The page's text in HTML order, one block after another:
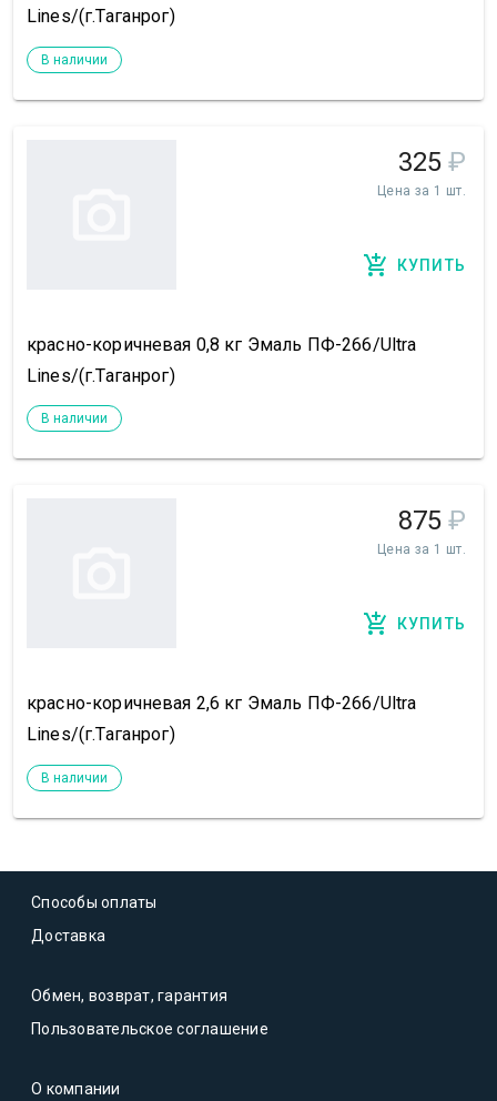
Lines/(г.Таганрог)
В наличии
325 ₽
Цена за 1 шт.
КУПИТЬ
красно-коричневая 0,8 кг Эмаль ПФ-266/Ultra
Lines/(г.Таганрог)
В наличии
875 ₽
Цена за 1 шт.
КУПИТЬ
красно-коричневая 2,6 кг Эмаль ПФ-266/Ultra
Lines/(г.Таганрог)
В наличии
Способы оплаты
Доставка
Обмен, возврат, гарантия
Пользовательское соглашение
О компании